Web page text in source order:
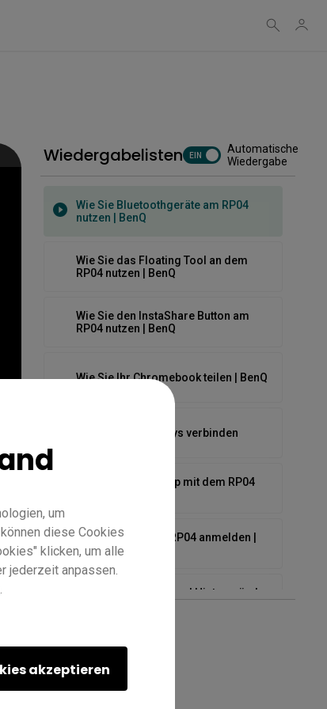
um
diese Cookies
klicken, um alle
jederzeit anpassen.
.
akzeptieren
Wiedergabelisten EIN
Automatische
Wiedergabe
Wie Sie Aufgaben automatisieren
Wie Sie Bluetoothgeräte am RP04
nutzen | BenQ
Wie Sie das Floating Tool an dem
RP04 nutzen | BenQ
Wie Sie den InstaShare Button am
RP04 nutzen | BenQ
Wie Sie Ihr Chromebook teilen | BenQ
Wie Sie Ihre Displays verbinden
Wie Sie Ihren Laptop mit dem RP04
Wie Sie sich beim RP04 anmelden |
BenQ
Wie Sie Templates und Hintergründe
[X-Sign Broadcast] Wie bindet man ein